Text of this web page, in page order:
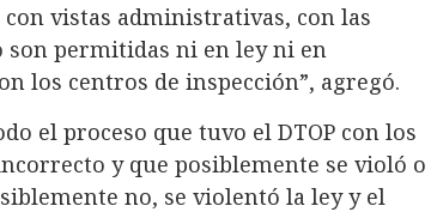
vistas administrativas, con las
son permitidas ni en ley ni en
los centros de inspección”, agregó.
el proceso que tuvo el DTOP con los
y que posiblemente se violó o
no, se violentó la ley y el